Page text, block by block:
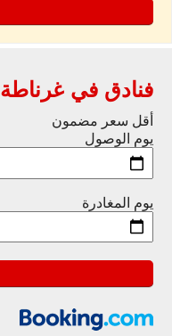
فنادق في غرناطة
أقل سعر مضمون
يوم الوصول
يوم المغادرة